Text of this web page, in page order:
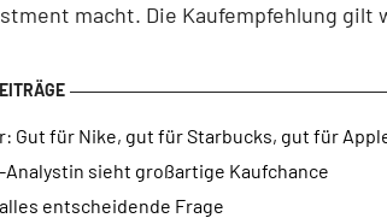
macht. Die Kaufempfehlung gilt
Gut für Nike, gut für Starbucks, gut für
Analystin sieht großartige Kaufchance
entscheidende Frage